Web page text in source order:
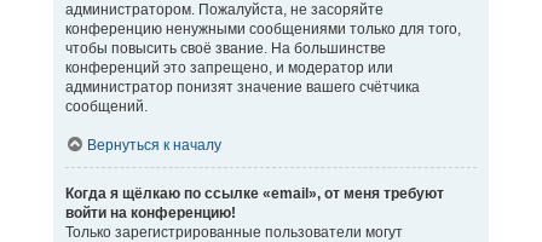
администратором. Пожалуйста, не засоряйте
конференцию ненужными сообщениями только для того,
чтобы повысить своё звание. На большинстве
конференций это запрещено, и модератор или
администратор понизят значение вашего счётчика
сообщений.
Вернуться к началу
Когда я щёлкаю по ссылке «email», от меня требуют
войти на конференцию!
Только зарегистрированные пользователи могут